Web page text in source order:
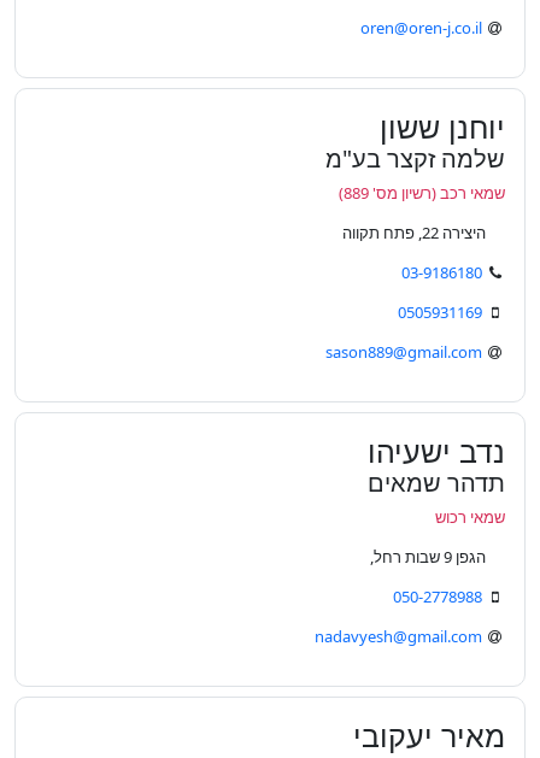
oren@oren-j.co.il
יוחנן ששון
שלמה זקצר בע"מ
שמאי רכב (רשיון מס' 889)
היצירה 22, פתח תקווה
03-9186180
0505931169
sason889@gmail.com
נדב ישעיהו
תדהר שמאים
שמאי רכוש
הגפן 9 שבות רחל,
050-2778988
nadavyesh@gmail.com
מאיר יעקובי